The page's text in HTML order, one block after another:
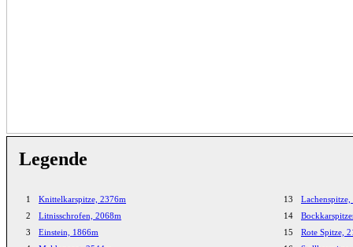
Legende
1
Knittelkarspitze, 2376m
2
Litnisschrofen, 2068m
3
Einstein, 1866m
13
14
15
Rote Spitze,